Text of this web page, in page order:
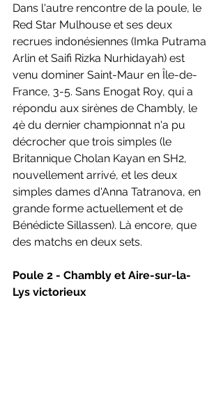
Dans l'autre rencontre de la poule, le
Red Star Mulhouse et ses deux
recrues indonésiennes (Imka Putrama
Arlin et Saifi Rizka Nurhidayah) est
venu dominer Saint-Maur en Île-de-
France, 3-5. Sans Enogat Roy, qui a
répondu aux sirènes de Chambly, le
4è du dernier championnat n'a pu
décrocher que trois simples (le
Britannique Cholan Kayan en SH2,
nouvellement arrivé, et les deux
simples dames d'Anna Tatranova, en
grande forme actuellement et de
Bénédicte Sillassen). Là encore, que
des matchs en deux sets.
Poule 2 - Chambly et Aire-sur-la-
Lys victorieux